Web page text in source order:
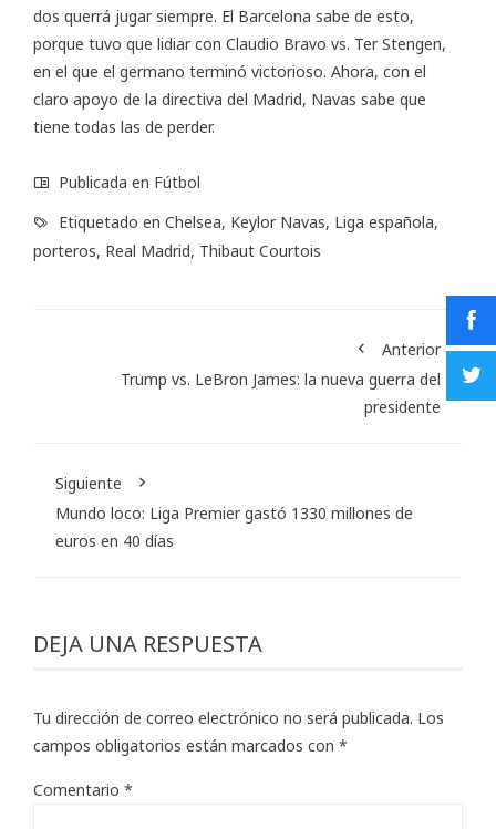
dos querrá jugar siempre. El Barcelona sabe de esto,
porque tuvo que lidiar con Claudio Bravo vs. Ter Stengen,
en el que el germano terminó victorioso. Ahora, con el
claro apoyo de la directiva del Madrid, Navas sabe que
tiene todas las de perder.
Publicada en Fútbol
Etiquetado en Chelsea, Keylor Navas, Liga española,
porteros, Real Madrid, Thibaut Courtois
Anterior
Trump vs. LeBron James: la nueva guerra del
presidente
Siguiente
Mundo loco: Liga Premier gastó 1330 millones de
euros en 40 días
DEJA UNA RESPUESTA
Tu dirección de correo electrónico no será publicada. Los
campos obligatorios están marcados con *
Comentario *